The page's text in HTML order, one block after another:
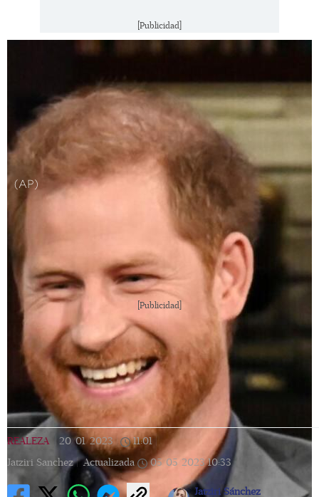
[Publicidad]
(AP)
[Publicidad]
REALEZA 20/01/2023 | 11:01
Jatziri Sanchez | Actualizada 05/05/2023 10:33
Jatziri Sánchez